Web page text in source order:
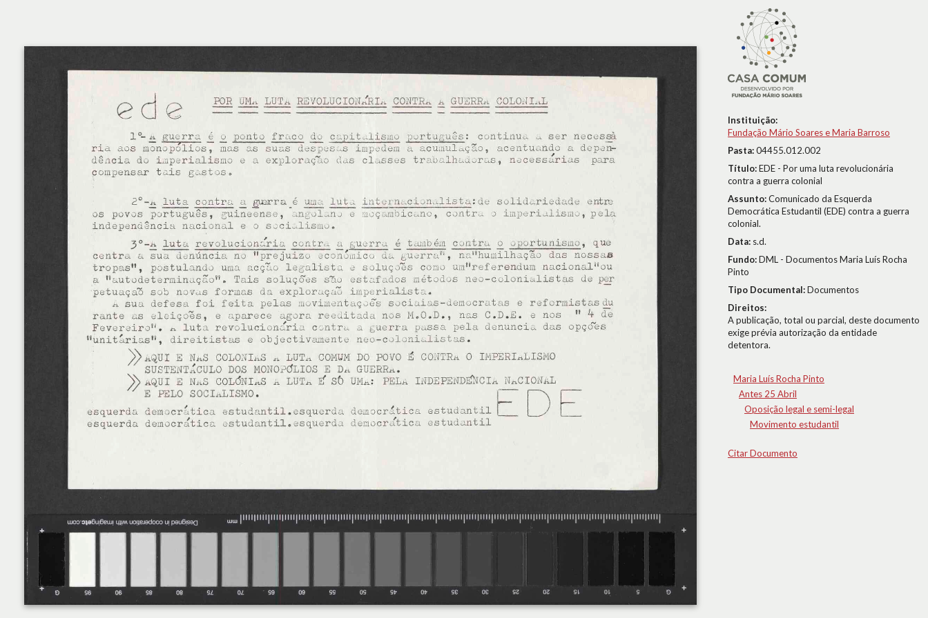
Instituição:
Fundação Mário Soares e Maria Barroso
Pasta:04455.012.002
Título:EDE - Por uma luta revolucionária
contra a guerra colonial
Assunto:Comunicado da Esquerda
Democrática Estudantil (EDE) contra a guerra
colonial.
Data: s.d.
Fundo:DML - Documentos Maria Luís Rocha
Pinto
Tipo Documental:Documentos
Direitos:
A publicação, total ou parcial, deste documento
exige prévia autorização da entidade
detentora.
Maria Luís Rocha Pinto
Antes 25 Abril
Oposição legal e semi-legal
Movimento estudantil
Citar Documento